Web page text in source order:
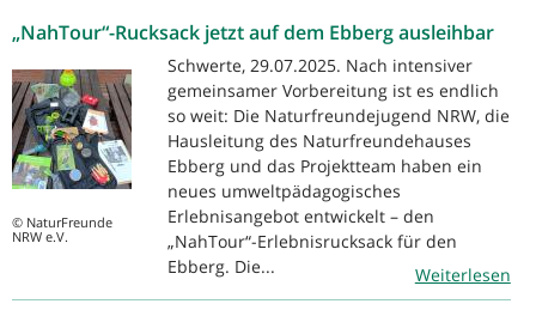
„NahTour“-Rucksack jetzt auf dem Ebberg ausleihbar
© NaturFreunde
NRW e.V.
Schwerte, 29.07.2025. Nach intensiver
gemeinsamer Vorbereitung ist es endlich
so weit: Die Naturfreundejugend NRW, die
Hausleitung des Naturfreundehauses
Ebberg und das Projektteam haben ein
neues umweltpädagogisches
Erlebnisangebot entwickelt – den
„NahTour“-Erlebnisrucksack für den
Ebberg. Die...
Weiterlesen